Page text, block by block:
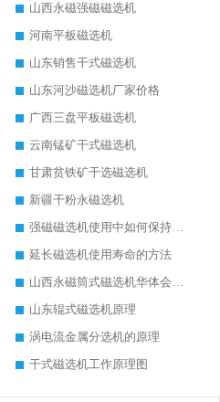
山西永磁强磁磁选机
河南平板磁选机
山东销售干式磁选机
山东河沙磁选机厂家价格
广西三盘平板磁选机
云南锰矿干式磁选机
甘肃贫铁矿干选磁选机
新疆干粉永磁选机
强磁磁选机使用中如何保持其顺畅运行
延长磁选机使用寿命的方法
山西永磁筒式磁选机华体会手机网页版-华体会(中国)
山东辊式磁选机原理
涡电流金属分选机的原理
干式磁选机工作原理图